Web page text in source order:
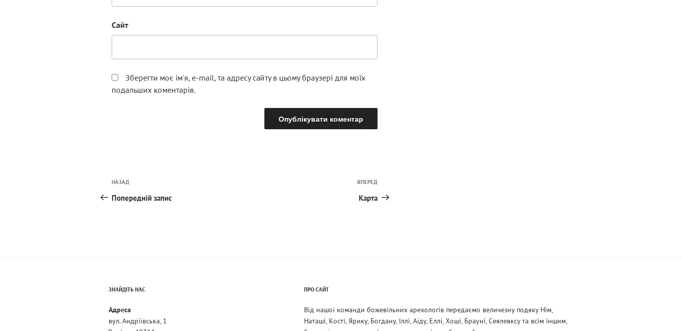
Сайт
Зберегти моє ім'я, e-mail, та адресу сайту в цьому браузері для моїх
подальших коментарів.
Навігація
записів
Попередній
запис:
НАЗАД
Попередній запис
Наступний
запис
ВПЕРЕД
Карта
ЗНАЙДІТЬ НАС
Адреса
вул. Андріївська, 1
ПРО САЙТ
Від нашої команди божевільних арехологів передаємо величезну подяку Нім,
Наташі, Кості, Ярику, Богдану, Іллі, Аїду, Еллі, Хоші, Брауні, Сеялевксу та всім іншим,